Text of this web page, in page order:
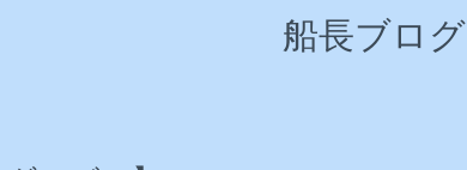
船長ブログ